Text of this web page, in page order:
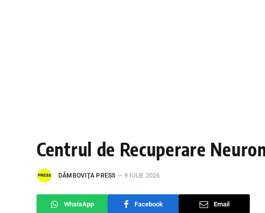
Centrul de Recuperare
DÂMBOVIŢA PRESS 9 IULIE 2026
WhatsApp Facebook Email